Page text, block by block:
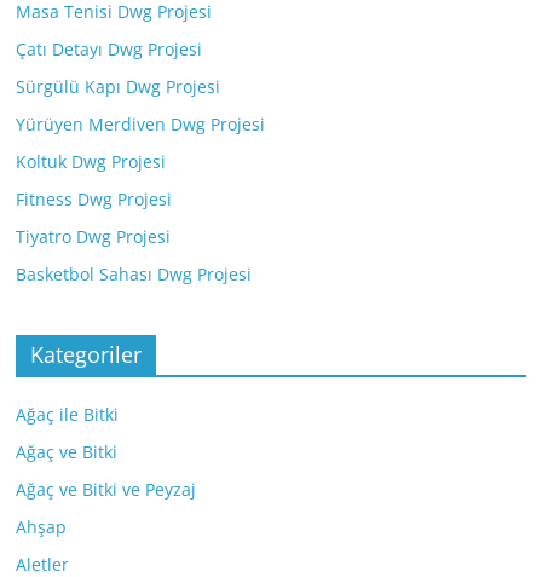
Masa Tenisi Dwg Projesi
Çatı Detayı Dwg Projesi
Sürgülü Kapı Dwg Projesi
Yürüyen Merdiven Dwg Projesi
Koltuk Dwg Projesi
Fitness Dwg Projesi
Tiyatro Dwg Projesi
Basketbol Sahası Dwg Projesi
Kategoriler
Ağaç ile Bitki
Ağaç ve Bitki
Ağaç ve Bitki ve Peyzaj
Ahşap
Aletler